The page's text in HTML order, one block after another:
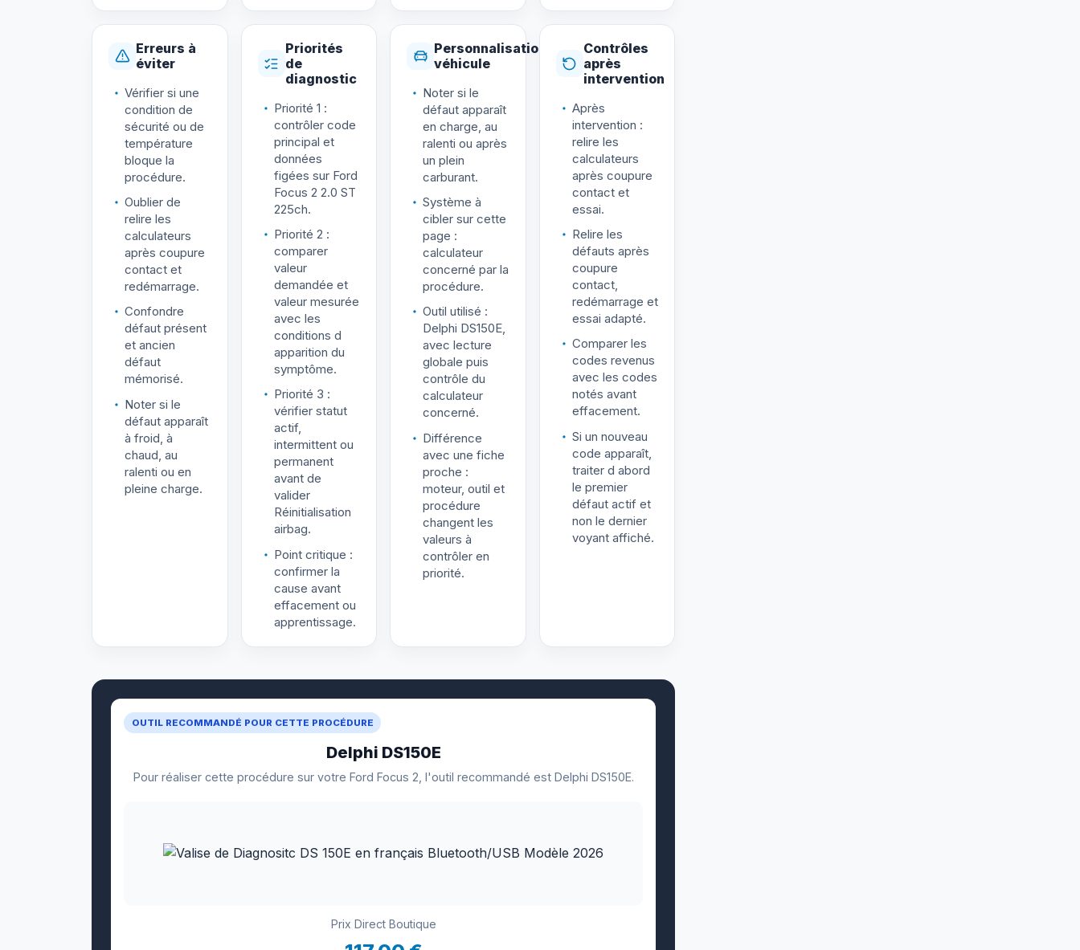
Erreurs à
éviter
Vérifier si une
condition de
sécurité ou de
température
bloque la
procédure.
Oublier de
relire les
calculateurs
après coupure
contact et
redémarrage.
Confondre
défaut présent
et ancien
défaut
mémorisé.
Noter si le
défaut apparaît
à froid, à
chaud, au
ralenti ou en
pleine charge.
Priorités
de
diagnostic
Priorité 1 :
contrôler code
principal et
données
figées sur Ford
Focus 2 2.0 ST
225ch.
Priorité 2 :
comparer
valeur
demandée et
valeur mesurée
avec les
conditions d
apparition du
symptôme.
Priorité 3 :
vérifier statut
actif,
intermittent ou
permanent
avant de
valider
Réinitialisation
airbag.
Point critique :
confirmer la
cause avant
effacement ou
apprentissage.
Personnalisation
véhicule
Noter si le
défaut apparaît
en charge, au
ralenti ou après
un plein
carburant.
Système à
cibler sur cette
page :
calculateur
concerné par la
procédure.
Outil utilisé :
Delphi DS150E,
avec lecture
globale puis
contrôle du
calculateur
concerné.
Différence
avec une fiche
proche :
moteur, outil et
procédure
changent les
valeurs à
contrôler en
priorité.
Contrôles
après
intervention
Après
intervention :
relire les
calculateurs
après coupure
contact et
essai.
Relire les
défauts après
coupure
contact,
redémarrage et
essai adapté.
Comparer les
codes revenus
avec les codes
notés avant
effacement.
Si un nouveau
code apparaît,
traiter d abord
le premier
défaut actif et
non le dernier
voyant affiché.
OUTIL RECOMMANDÉ POUR CETTE PROCÉDURE
Delphi DS150E
Pour réaliser cette procédure sur votre Ford Focus 2, l'outil recommandé est Delphi DS150E.
Prix Direct Boutique